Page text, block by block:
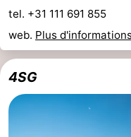
tel. +31 111 691 855
web. Plus
4SG